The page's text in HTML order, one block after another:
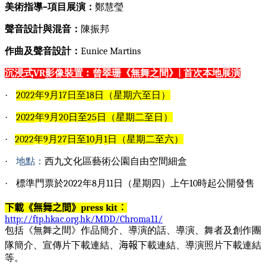
美術指導–項目展演： 鄭慧瑩
聲音設計與混音： 陳振邦
作曲及聲音設計： Eunice Martins
沉浸式VR影像裝置︰曾翠珊《無舞之間》 首次本地展演
· 2022年9 月 17 日至18日（星期六至日）
· 2022年9 月 20日至25 日（星期二至日）
· 2022年9 月 27 日至10月 1日（星期二至六）
· 地點： 西九文化區藝術公園自由空間細盒
· 標準門票於2022年8月 11日（星期四）上午10時起公開發售
下載《無舞之間》 press kit ︰
http://ftp.hkac.org.hk/MDD/Chroma11/
包括《無舞之間》作品簡介、導演的話、導演、舞者及創作團
隊簡介、宣傳片下載連結、 海報下載連結、導演照片下載連結
等。